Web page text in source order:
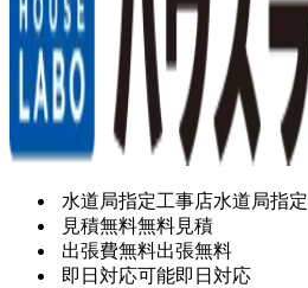
水道局指定工事店水道局指定
見積無料無料見積
出張費無料出張無料
即日対応可能即日対応